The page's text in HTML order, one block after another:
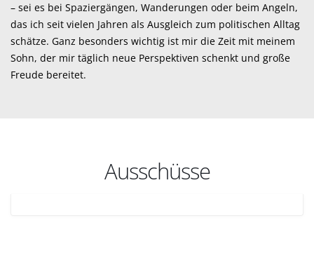
– sei es bei Spaziergängen, Wanderungen oder beim Angeln,
das ich seit vielen Jahren als Ausgleich zum politischen Alltag
schätze. Ganz besonders wichtig ist mir die Zeit mit meinem
Sohn, der mir täglich neue Perspektiven schenkt und große
Freude bereitet.
Ausschüsse